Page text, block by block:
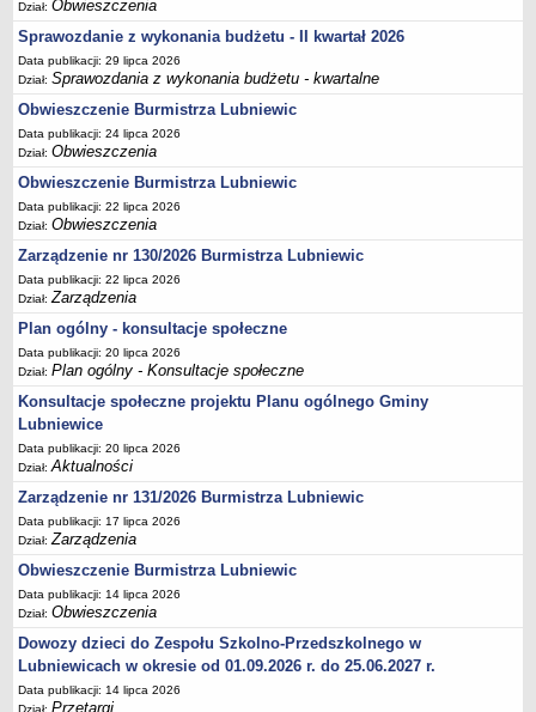
Transmisja z obrad sesji
Zadania i uprawnienia
Skład Rady Miejskiej
Plan pracy Rady Miejskiej
Terminy posiedzeń Rady
Głosowania
Protokoły z posiedzeń Rady Miejskiej
Składy Komisji
Terminy posiedzeń Komisji
Plan pracy Komisji Rewizyjnej
Plan pracy pozostałych Komisji
Oświadczenia majątkowe
Interpelacje radnych wraz z odpowiedziami
Zapytania radnych wraz z odpowiedziami
Apele
JEDNOSTKI ORGANIZACYJNE
Biblioteka - Centrum Kultury
Zespół Szkolno-Przedszkolny
Miejsko-Gminny Ośrodek Pomocy Społecznej
Zakład Gospodarki Komunalnej
Środowiskowy Dom Samopomocy
MAJĄTEK I FINANSE
Budżet Gminy
Dział:Obwieszczenia
Sprawozdanie z wykonania budżetu - II kwartał 2026
Data publikacji: 29 lipca 2026
Dział:Sprawozdania z wykonania budżetu - kwartalne
Obwieszczenie Burmistrza Lubniewic
Data publikacji: 24 lipca 2026
Dział:Obwieszczenia
Obwieszczenie Burmistrza Lubniewic
Data publikacji: 22 lipca 2026
Dział:Obwieszczenia
Zarządzenie nr 130/2026 Burmistrza Lubniewic
Data publikacji: 22 lipca 2026
Dział:Zarządzenia
Plan ogólny - konsultacje społeczne
Data publikacji: 20 lipca 2026
Dział:Plan ogólny - Konsultacje społeczne
Konsultacje społeczne projektu Planu ogólnego Gminy
Lubniewice
Data publikacji: 20 lipca 2026
Dział:Aktualności
Zarządzenie nr 131/2026 Burmistrza Lubniewic
Data publikacji: 17 lipca 2026
Dział:Zarządzenia
Obwieszczenie Burmistrza Lubniewic
Data publikacji: 14 lipca 2026
Dział:Obwieszczenia
Dowozy dzieci do Zespołu Szkolno-Przedszkolnego w
Lubniewicach w okresie od 01.09.2026 r. do 25.06.2027 r.
Data publikacji: 14 lipca 2026
Dział:Przetargi